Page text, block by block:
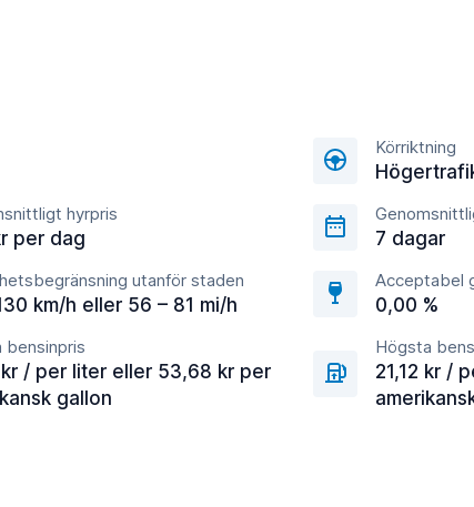
Körriktning
hyrpris
per dag 7 dagar
utanför staden
km/h eller 56 – 81 mi/h
Acceptabel
0,00 %
bensinpris
kr / per liter eller 53,68 kr per
gallon
Högsta
21,12 kr /